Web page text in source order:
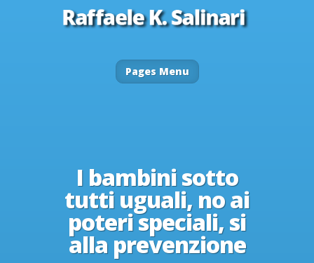
Pages Menu
I bambini sotto
tutti uguali, no ai
poteri speciali, si
alla prevenzione